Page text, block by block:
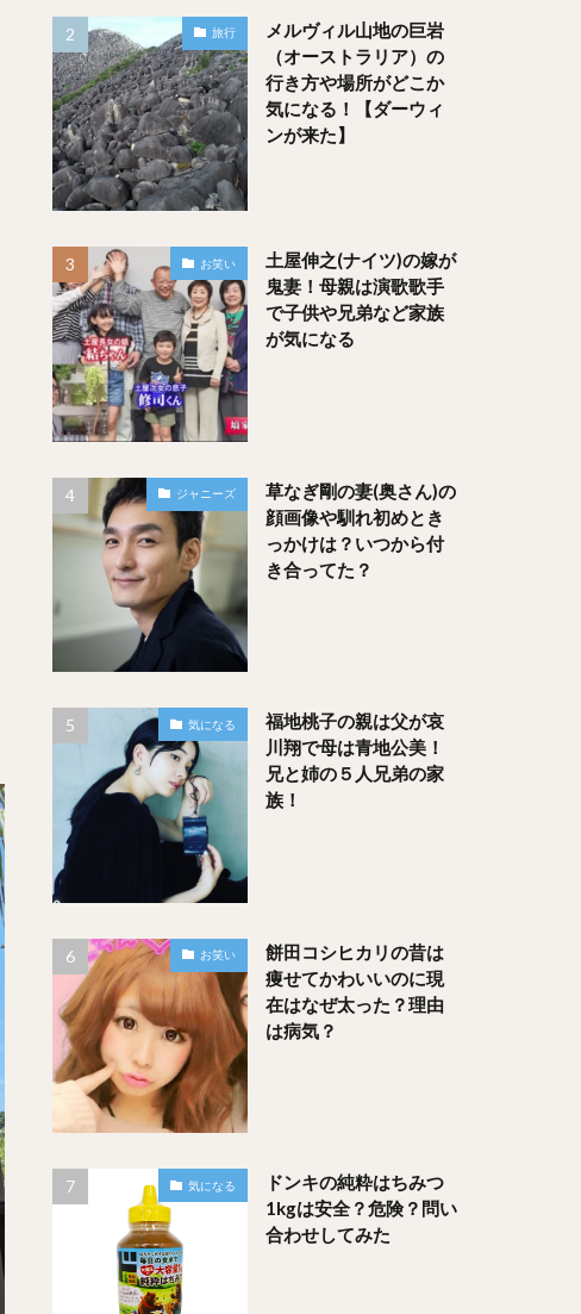
旅行
メルヴィル山地の巨岩
（オーストラリア）の
行き方や場所がどこか
気になる！【ダーウィ
ンが来た】
お笑い
土屋伸之(ナイツ)の嫁が
鬼妻！母親は演歌歌手
で子供や兄弟など家族
が気になる
ジャニーズ
草なぎ剛の妻(奥さん)の
顔画像や馴れ初めとき
っかけは？いつから付
き合ってた？
気になる
福地桃子の親は父が哀
川翔で母は青地公美！
兄と姉の５人兄弟の家
族！
お笑い
餅田コシヒカリの昔は
痩せてかわいいのに現
在はなぜ太った？理由
は病気？
気になる
ドンキの純粋はちみつ
1kgは安全？危険？問い
合わせしてみた